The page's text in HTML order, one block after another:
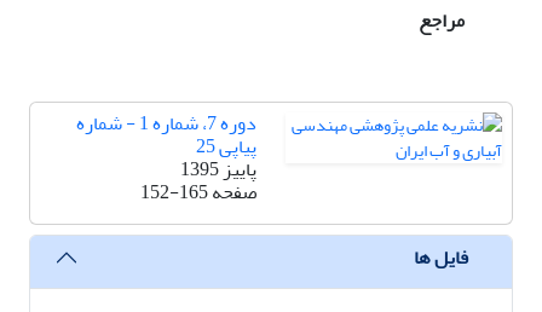
مراجع
دوره 7، شماره 1 - شماره
پیاپی 25
پاییز 1395
صفحه152-165
فایل ها